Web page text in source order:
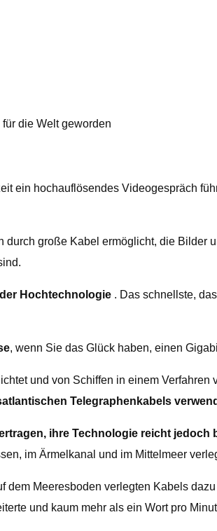
die Welt geworden
ein hochauflösendes Videogespräch
große Kabel ermöglicht, die Bilder
Hochtechnologie . Das schnellste,
, wenn Sie das Glück haben, einen
und von Schiffen in einem
Telegraphenkabels
ihre Technologie reicht
im Ärmelkanal und im Mittelmeer
Meeresboden verlegten Kabels
und kaum mehr als ein Wort pro